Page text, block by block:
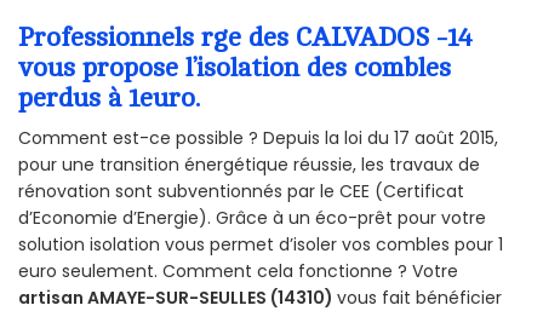
Professionnels rge des CALVADOS -14
vous propose l’isolation des combles
perdus à 1euro.
Comment est-ce possible ? Depuis la loi du 17 août 2015,
pour une transition énergétique réussie, les travaux de
rénovation sont subventionnés par le CEE (Certificat
d’Economie d’Energie). Grâce à un éco-prêt pour votre
solution isolation vous permet d’isoler vos combles pour 1
euro seulement. Comment cela fonctionne ? Votre
artisan AMAYE-SUR-SEULLES (14310) vous fait bénéficier